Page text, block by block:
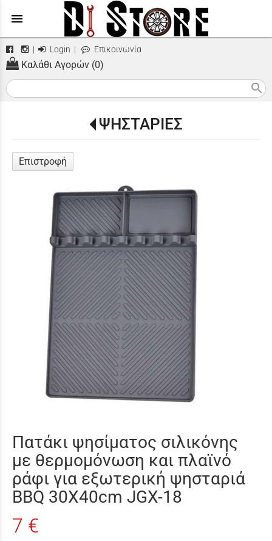
menu
| Login | Επικοινωνία
Καλάθι Αγορών (0)
search
ΨΗΣΤΑΡΙΕΣ
Επιστροφή
Πατάκι ψησίματος σιλικόνης
με θερμομόνωση και πλαϊνό
ράφι για εξωτερική ψησταριά
BBQ 30X40cm JGX-18
7 €